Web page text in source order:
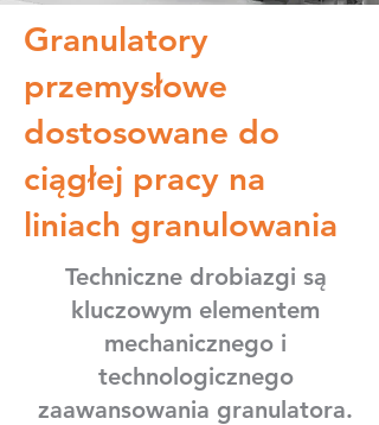
Granulatory
przemysłowe
dostosowane do
ciągłej pracy na
liniach granulowania
Techniczne drobiazgi są
kluczowym elementem
mechanicznego i
technologicznego
zaawansowania granulatora.